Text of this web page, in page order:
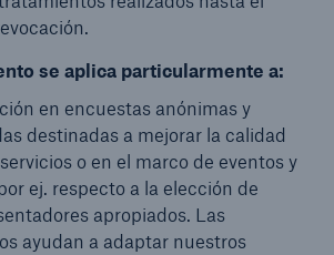
se aplica particularmente a:
en encuestas anónimas y
destinadas a mejorar la calidad
o en el marco de eventos y
ej. respecto a la elección de
apropiados. Las
ayudan a adaptar nuestros